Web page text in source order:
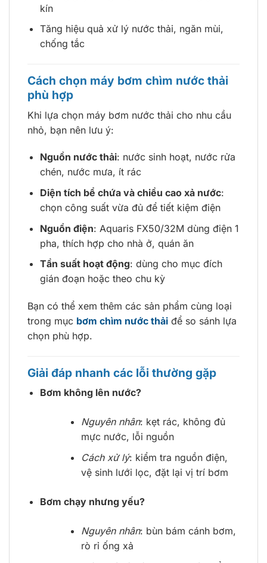
kín
Tăng hiệu quả xử lý nước thải, ngăn mùi,
chống tắc
Cách chọn máy bơm chìm nước thải
phù hợp
Khi lựa chọn máy bơm nước thải cho nhu cầu
nhỏ, bạn nên lưu ý:
Nguồn nước thải: nước sinh hoạt, nước rửa
chén, nước mưa, ít rác
Diện tích bể chứa và chiều cao xả nước:
chọn công suất vừa đủ để tiết kiệm điện
Nguồn điện: Aquaris FX50/32M dùng điện 1
pha, thích hợp cho nhà ở, quán ăn
Tần suất hoạt động: dùng cho mục đích
gián đoạn hoặc theo chu kỳ
Bạn có thể xem thêm các sản phẩm cùng loại
trong mục bơm chìm nước thải để so sánh lựa
chọn phù hợp.
Giải đáp nhanh các lỗi thường gặp
Bơm không lên nước?
Nguyên nhân: kẹt rác, không đủ
mực nước, lỗi nguồn
Cách xử lý: kiểm tra nguồn điện,
vệ sinh lưới lọc, đặt lại vị trí bơm
Bơm chạy nhưng yếu?
Nguyên nhân: bùn bám cánh bơm,
rò rỉ ống xả